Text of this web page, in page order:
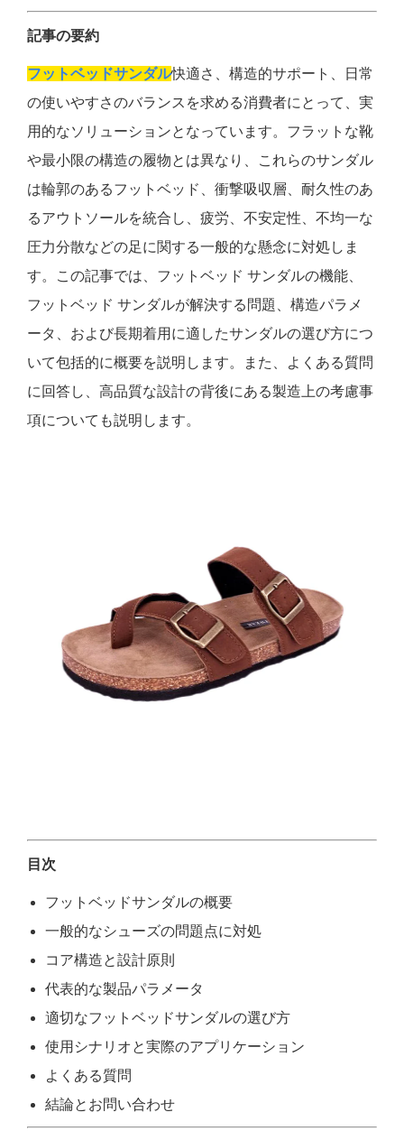
記事の要約
フットベッドサンダル快適さ、構造的サポート、日常
の使いやすさのバランスを求める消費者にとって、実
用的なソリューションとなっています。フラットな靴
や最小限の構造の履物とは異なり、これらのサンダル
は輪郭のあるフットベッド、衝撃吸収層、耐久性のあ
るアウトソールを統合し、疲労、不安定性、不均一な
圧力分散などの足に関する一般的な懸念に対処しま
す。この記事では、フットベッド サンダルの機能、
フットベッド サンダルが解決する問題、構造パラメ
ータ、および長期着用に適したサンダルの選び方につ
いて包括的に概要を説明します。また、よくある質問
に回答し、高品質な設計の背後にある製造上の考慮事
項についても説明します。
目次
フットベッドサンダルの概要
一般的なシューズの問題点に対処
コア構造と設計原則
代表的な製品パラメータ
適切なフットベッドサンダルの選び方
使用シナリオと実際のアプリケーション
よくある質問
結論とお問い合わせ